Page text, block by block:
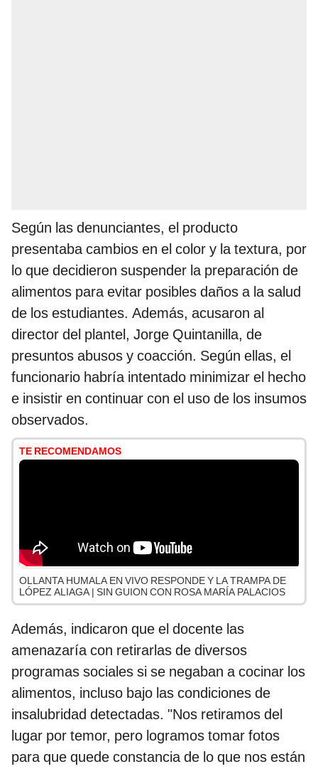
Según las denunciantes, el producto
presentaba cambios en el color y la textura, por
lo que decidieron suspender la preparación de
alimentos para evitar posibles daños a la salud
de los estudiantes. Además, acusaron al
director del plantel, Jorge Quintanilla, de
presuntos abusos y coacción. Según ellas, el
funcionario habría intentado minimizar el hecho
e insistir en continuar con el uso de los insumos
observados.
TE RECOMENDAMOS
OLLANTA HUMALA EN VIVO RESPONDE Y LA TRAMPA DE
LÓPEZ ALIAGA | SIN GUION CON ROSA MARÍA PALACIOS
Además, indicaron que el docente las
amenazaría con retirarlas de diversos
programas sociales si se negaban a cocinar los
alimentos, incluso bajo las condiciones de
insalubridad detectadas. "Nos retiramos del
lugar por temor, pero logramos tomar fotos
para que quede constancia de lo que nos están